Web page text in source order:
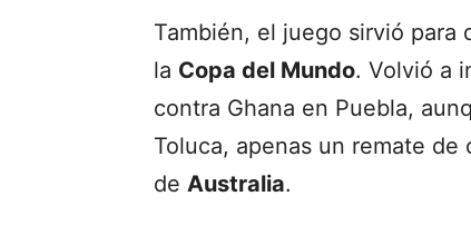
También, el juego sirvió para
la Copa del Mundo. Volvió a
contra Ghana en Puebla,
Toluca, apenas un remate
de Australia.